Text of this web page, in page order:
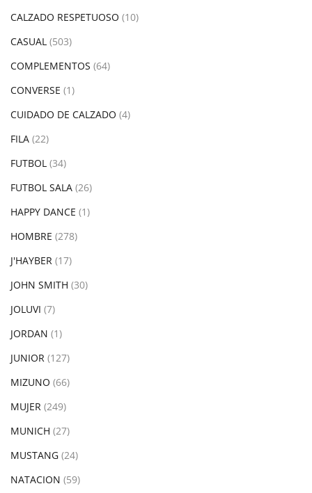
CALZADO RESPETUOSO (10)
CASUAL (503)
COMPLEMENTOS (64)
CONVERSE (1)
CUIDADO DE CALZADO (4)
FILA (22)
FUTBOL (34)
FUTBOL SALA (26)
HAPPY DANCE (1)
HOMBRE (278)
J'HAYBER (17)
JOHN SMITH (30)
JOLUVI (7)
JORDAN (1)
JUNIOR (127)
MIZUNO (66)
MUJER (249)
MUNICH (27)
MUSTANG (24)
NATACION (59)